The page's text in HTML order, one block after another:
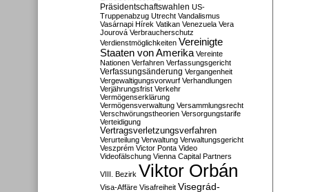
Präsidentschaftswahlen US-
Truppenabzug Utrecht Vandalismus
Vasárnapi Hírek Vatikan Venezuela Vera
Jourová Verbraucherschutz
Verdienstmöglichkeiten Vereinigte
Staaten von Amerika Vereinte
Nationen Verfahren Verfassungsgericht
Verfassungsänderung Vergangenheit
Vergewaltigungsvorwurf Verhandlungen
Verjährungsfrist Verkehr
Vermögenserklärung
Vermögensverwaltung Versammlungsrecht
Verschwörungstheorien Versorgungstarife
Verteidigung
Vertragsverletzungsverfahren
Verurteilung Verwaltung Verwaltungsgericht
Veszprém Victor Ponta Video
Videofälschung Vienna Capital Partners
VIII. Bezirk Viktor Orbán
Visa-Affäre Visafreiheit Visegrád-